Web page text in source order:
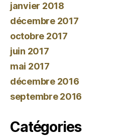
janvier 2018
décembre 2017
octobre 2017
juin 2017
mai 2017
décembre 2016
septembre 2016
Catégories